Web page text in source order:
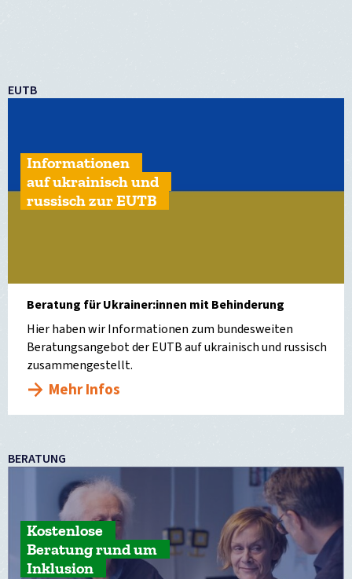
EUTB
Informationen
auf ukrainisch und
russisch zur EUTB
Beratung für Ukrainer:innen mit Behinderung
Hier haben wir Informationen zum bundesweiten
Beratungsangebot der EUTB auf ukrainisch und russisch
zusammengestellt.
Mehr Infos
BERATUNG
Kostenlose
Beratung rund um
Inklusion